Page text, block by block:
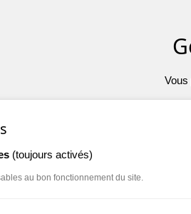
Vous
(toujours activés)
au bon fonctionnement du site.